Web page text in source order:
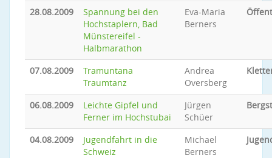
28.08.2009
Spannung bei den
Hochstaplern, Bad
Münstereifel -
Halbmarathon
Eva-Maria
Berners
07.08.2009
Tramuntana
Traumtanz
Andrea
Oversberg
06.08.2009
Leichte Gipfel und
Ferner im Hochstubai
Jürgen
Schüer
04.08.2009
Jugendfahrt in die
Schweiz
Michael
Berners